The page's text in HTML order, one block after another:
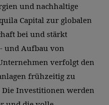
und nachhaltige
Capital zur globalen
bei und stärkt
und Aufbau von
verfolgt den
frühzeitig zu
Investitionen werden